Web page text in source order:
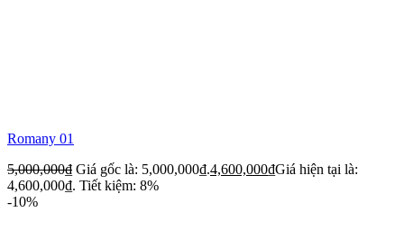
Romany 01
5,000,000₫ Giá gốc là: 5,000,000₫.4,600,000₫Giá hiện tại là:
4,600,000₫. Tiết kiệm: 8%
-10%